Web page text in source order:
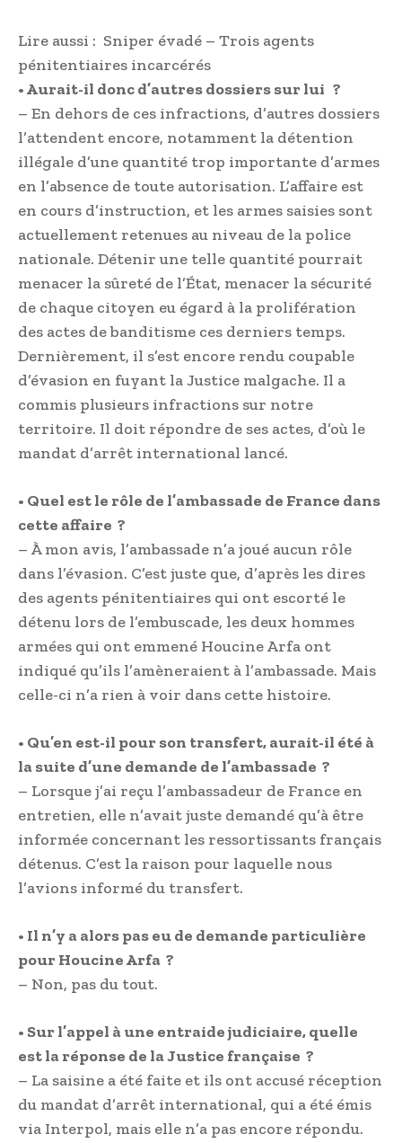
Lire aussi : Sniper évadé – Trois agents
pénitentiaires incarcérés
• Aurait-il donc d’autres dossiers sur lui ?
– En dehors de ces infractions, d’autres dossiers
l’attendent encore, notamment la détention
illégale d’une quantité trop importante d’armes
en l’absence de toute autorisation. L’affaire est
en cours d’instruction, et les armes saisies sont
actuellement retenues au niveau de la police
nationale. Détenir une telle quantité pourrait
menacer la sûreté de l’État, menacer la sécurité
de chaque citoyen eu égard à la prolifération
des actes de banditisme ces derniers temps.
Dernièrement, il s’est encore rendu coupable
d’évasion en fuyant la Justice malgache. Il a
commis plusieurs infractions sur notre
territoire. Il doit répondre de ses actes, d’où le
mandat d’arrêt international lancé.
• Quel est le rôle de l’ambassade de France dans
cette affaire ?
– À mon avis, l’ambassade n’a joué aucun rôle
dans l’évasion. C’est juste que, d’après les dires
des agents pénitentiaires qui ont escorté le
détenu lors de l’embuscade, les deux hommes
armées qui ont emmené Houcine Arfa ont
indiqué qu’ils l’amèneraient à l’ambassade. Mais
celle-ci n’a rien à voir dans cette histoire.
• Qu’en est-il pour son transfert, aurait-il été à
la suite d’une demande de l’ambassade ?
– Lorsque j’ai reçu l’ambassadeur de France en
entretien, elle n’avait juste demandé qu’à être
informée concernant les ressortissants français
détenus. C’est la raison pour laquelle nous
l’avions informé du transfert.
• Il n’y a alors pas eu de demande particulière
pour Houcine Arfa ?
– Non, pas du tout.
• Sur l’appel à une entraide judiciaire, quelle
est la réponse de la Justice française ?
– La saisine a été faite et ils ont accusé réception
du mandat d’arrêt international, qui a été émis
via Interpol, mais elle n’a pas encore répondu.